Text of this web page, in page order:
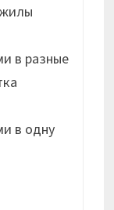
в разные
в одну